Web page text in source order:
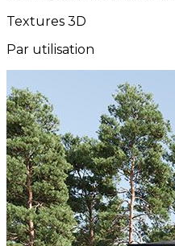
Textures 3D
Par utilisation